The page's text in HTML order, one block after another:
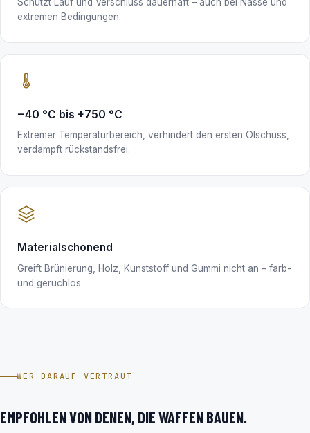
extremen Bedingungen.
−40 °C bis +750 °C
Extremer Temperaturbereich, verhindert den ersten Ölschuss,
verdampft rückstandsfrei.
Materialschonend
Greift Brünierung, Holz, Kunststoff und Gummi nicht an – farb-
und geruchlos.
WER DARAUF VERTRAUT
EMPFOHLEN VON DENEN, DIE WAFFEN BAUEN.